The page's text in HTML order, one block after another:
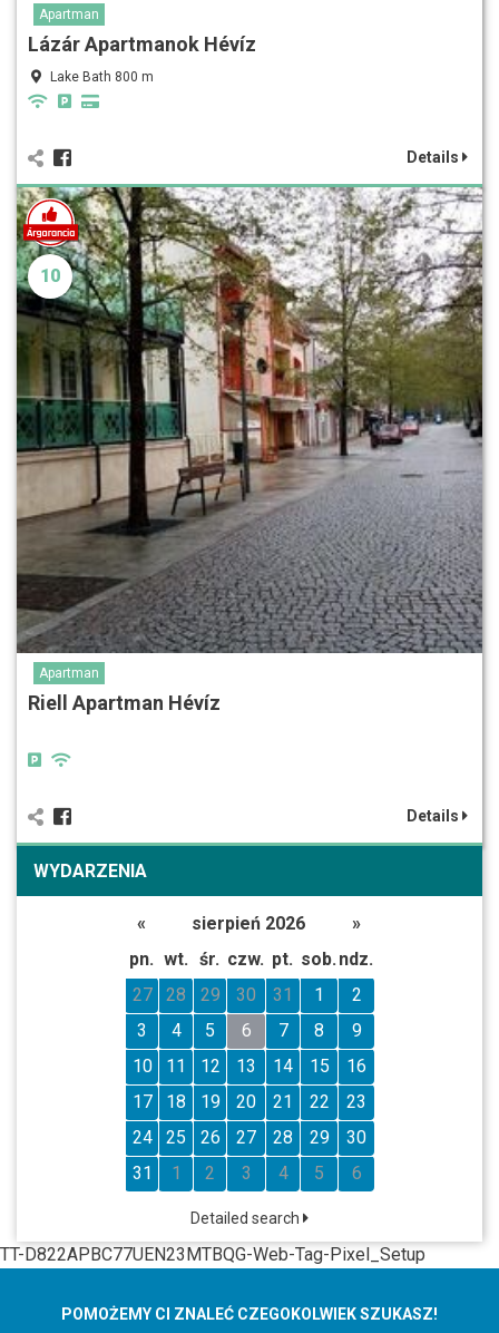
Apartman
Lázár Apartmanok Hévíz
Lake Bath 800 m
Details
10
Apartman
Riell Apartman Hévíz
Details
WYDARZENIA
« sierpień 2026
»
pn. wt. śr. czw. pt. sob. ndz.
27
28 29 30 31 1
2
3
4 5 6 7 8
9
10
11 12 13 14 15
16
17
18 19 20 21 22
23
24
25 26 27 28 29
30
31
1 2 3 4 5 6
Detailed search
TT-D822APBC77UEN23MTBQG-Web-Tag-Pixel_Setup
POMOŻEMY CI ZNALEĆ CZEGOKOLWIEK SZUKASZ!